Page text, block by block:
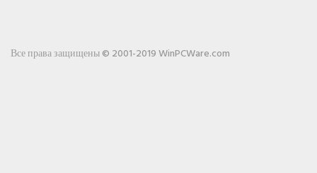
Все права защищены © 2001-2019 WinPCWare.com